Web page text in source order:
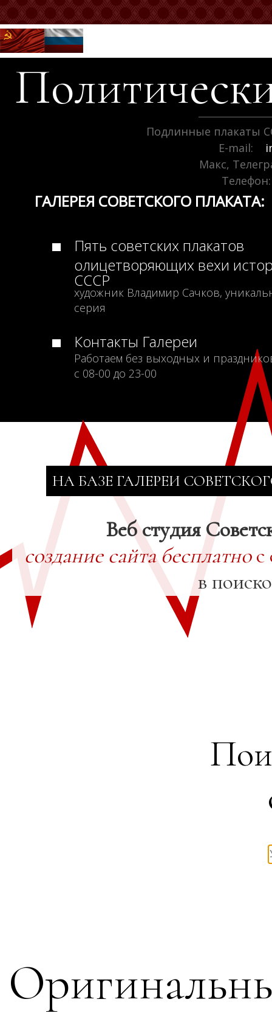
Подлинные плакаты
E-mail:
Макс,
Телефон:
ГАЛЕРЕЯ СОВЕТСКОГО ПЛАКАТА:
Пять советских плакатов
олицетворяющих вехи
СССР
художник Владимир Сачков,
серия
Контакты Галереи
Работаем без выходных и
с 08-00 до 23-00
НА БАЗЕ ГАЛЕРЕИ
Веб студия
создание сайта бесплатнос
в